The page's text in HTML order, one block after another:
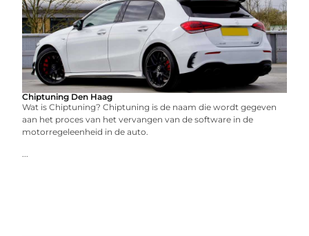
Chiptuning Den Haag
Wat is Chiptuning? Chiptuning is de naam die wordt gegeven
aan het proces van het vervangen van de software in de
motorregeleenheid in de auto.
...